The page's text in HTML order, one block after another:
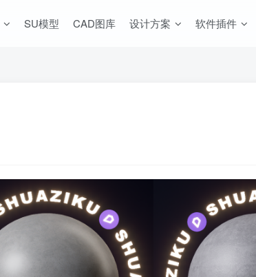
SU模型 CAD图库 设计方案 软件插件
登录
没有账号？立即注册